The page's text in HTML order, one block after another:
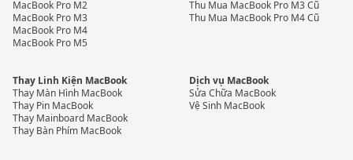
là chiếc máy có cấu hình mạnh mẽ nhất và những
anh em có tài chính tốt hoặc thực sự cần một chiếc
máy mạnh mẽ, màn hình lớn thì có thể lựa chọn
MacBook Pro M2
MacBook Pro M3
MacBook Pro M4
MacBook Pro M5
Thu Mua MacBook Pro M3 Cũ
Thu Mua MacBook Pro M4 Cũ
Thay Linh Kiện MacBook
Thay Màn Hình MacBook
Thay Pin MacBook
Thay Mainboard MacBook
Thay Bàn Phím MacBook
Dịch vụ MacBook
Sửa Chữa MacBook
Vệ Sinh MacBook